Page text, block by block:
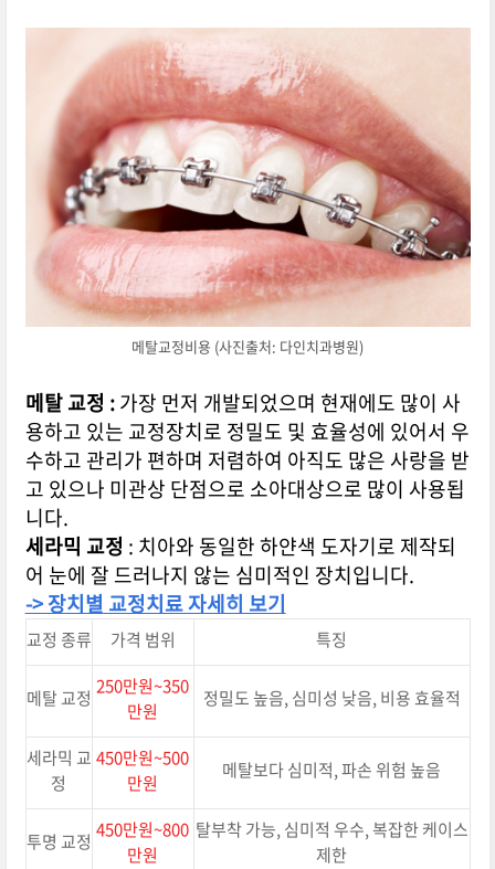
메탈교정비용 (사진출처: 다인치과병원)
메탈 교정 :가장 먼저 개발되었으며 현재에도 많이 사
용하고 있는 교정장치로 정밀도 및 효율성에 있어서 우
수하고 관리가 편하며 저렴하여 아직도 많은 사랑을 받
고 있으나 미관상 단점으로 소아대상으로 많이 사용됩
니다.
세라믹 교정 : 치아와 동일한 하얀색 도자기로 제작되
어 눈에 잘 드러나지 않는 심미적인 장치입니다.
-> 장치별 교정치료 자세히 보기
교정 종류 가격 범위 특징
메탈 교정 250만원~350
만원
정밀도 높음, 심미성 낮음, 비용 효율적
세라믹 교
정
450만원~500
만원
메탈보다 심미적, 파손 위험 높음
투명 교정 450만원~800
만원
탈부착 가능, 심미적 우수, 복잡한 케이스
제한